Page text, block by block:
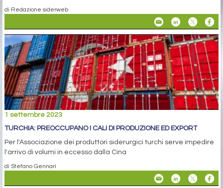
di Redazione siderweb
1 settembre 2023
TURCHIA: PREOCCUPANO I CALI DI PRODUZIONE ED EXPORT
Per l'Associazione dei produttori siderurgici turchi serve impedire
l'arrivo di volumi in eccesso dalla Cina
di Stefano Gennari